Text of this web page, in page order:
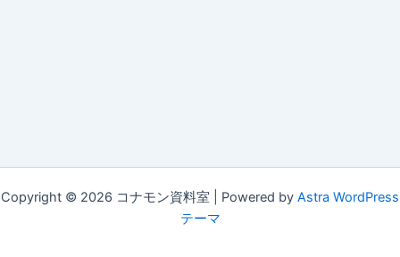
Copyright © 2026 コナモン資料室 | Powered by Astra WordPress
テーマ